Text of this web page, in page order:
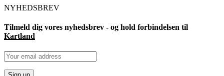
NYHEDSBREV
Tilmeld dig vores nyhedsbrev - og hold forbindelsen til
Kartland